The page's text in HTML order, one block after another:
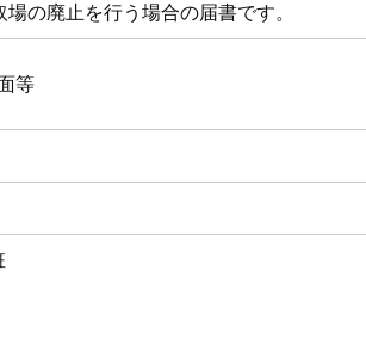
の廃止を行う場合の届書です。
等